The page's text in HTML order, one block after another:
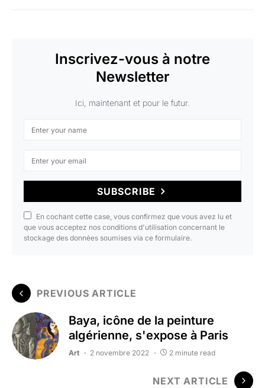
Inscrivez-vous à notre
Newsletter
Ici, maintenant et pour le futur.
SUBSCRIBE
En cochant cette case, vous confirmez que vous avez lu et
que vous acceptez nos conditions d'utilisation concernant le
stockage des données soumises via ce formulaire.
PREVIOUS ARTICLE
Baya, icône de la peinture
algérienne, s'expose à Paris
Art 2 novembre 2022 2 minute read
NEXT ARTICLE